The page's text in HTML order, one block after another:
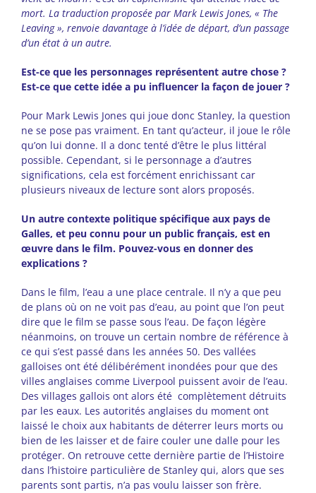
mort. La traduction proposée par Mark Lewis Jones, « The
Leaving », renvoie davantage à l’idée de départ, d’un passage
d’un état à un autre.
Est-ce que les personnages représentent autre chose ?
Est-ce que cette idée a pu influencer la façon de jouer ?
Pour Mark Lewis Jones qui joue donc Stanley, la question
ne se pose pas vraiment. En tant qu’acteur, il joue le rôle
qu’on lui donne. Il a donc tenté d’être le plus littéral
possible. Cependant, si le personnage a d’autres
significations, cela est forcément enrichissant car
plusieurs niveaux de lecture sont alors proposés.
Un autre contexte politique spécifique aux pays de
Galles, et peu connu pour un public français, est en
œuvre dans le film. Pouvez-vous en donner des
explications ?
Dans le film, l’eau a une place centrale. Il n’y a que peu
de plans où on ne voit pas d’eau, au point que l’on peut
dire que le film se passe sous l’eau. De façon légère
néanmoins, on trouve un certain nombre de référence à
ce qui s’est passé dans les années 50. Des vallées
galloises ont été délibérément inondées pour que des
villes anglaises comme Liverpool puissent avoir de l’eau.
Des villages gallois ont alors été complètement détruits
par les eaux. Les autorités anglaises du moment ont
laissé le choix aux habitants de déterrer leurs morts ou
bien de les laisser et de faire couler une dalle pour les
protéger. On retrouve cette dernière partie de l’Histoire
dans l’histoire particulière de Stanley qui, alors que ses
parents sont partis, n’a pas voulu laisser son frère.